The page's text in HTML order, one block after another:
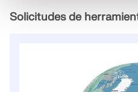
Solicitudes de